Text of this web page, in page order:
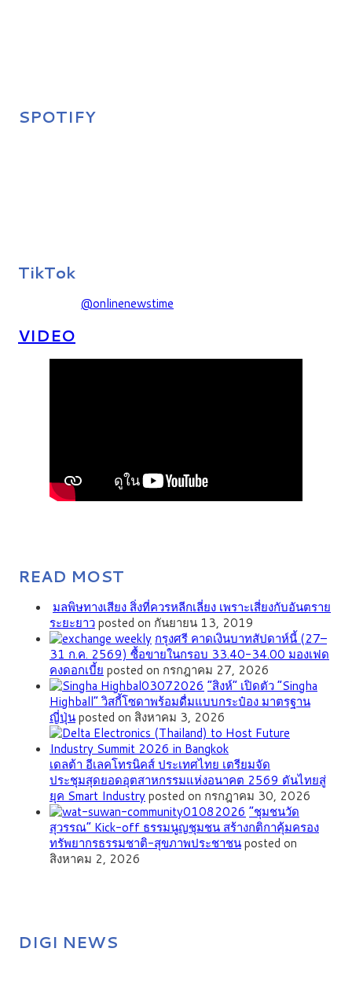
SPOTIFY
TikTok
@onlinenewstime
VIDEO
READ MOST
มลพิษทางเสียง สิ่งที่ควรหลีกเลี่ยง เพราะเสี่ยงกับอันตราย
ระยะยาวposted on กันยายน 13, 2019
กรุงศรี คาดเงินบาทสัปดาห์นี้ (27–
31 ก.ค. 2569) ซื้อขายในกรอบ 33.40-34.00 มองเฟด
คงดอกเบี้ย posted on กรกฎาคม 27, 2026
“สิงห์” เปิดตัว “Singha
Highball” วิสกี้โซดาพร้อมดื่มแบบกระป๋อง มาตรฐาน
ญี่ปุ่นposted on สิงหาคม 3, 2026
เดลต้า อีเลคโทรนิคส์ ประเทศไทย เตรียมจัด
ประชุมสุดยอดอุตสาหกรรมแห่งอนาคต 2569 ดันไทยสู่
ยุค Smart Industryposted on กรกฎาคม 30, 2026
”ชุมชนวัด
สุวรรณ” Kick-off ธรรมนูญชุมชน สร้างกติกาคุ้มครอง
ทรัพยากรธรรมชาติ-สุขภาพประชาชนposted on
สิงหาคม 2, 2026
DIGI NEWS